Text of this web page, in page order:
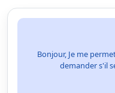
Bonjour, Je me
demander s'il